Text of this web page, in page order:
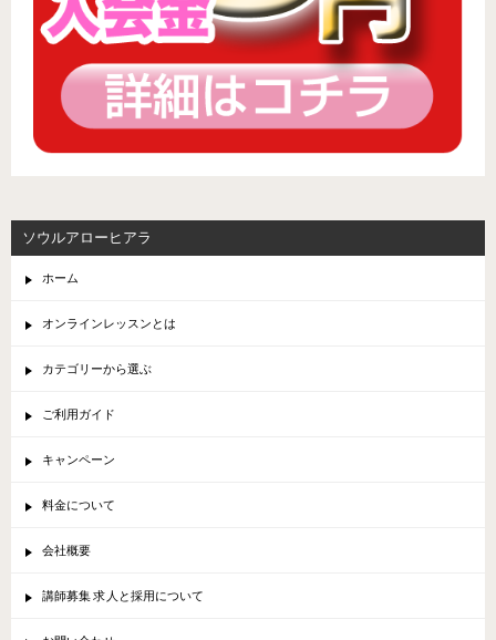
ソウルアローヒアラ
ホーム
オンラインレッスンとは
カテゴリーから選ぶ
ご利用ガイド
キャンペーン
料金について
会社概要
講師募集 求人と採用について